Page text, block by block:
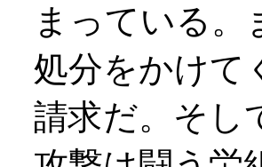
まっている。
処分をかけて
請求だ。そし